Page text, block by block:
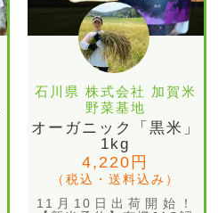
石川県 株式会社 加賀米
野菜基地
オーガニック「黒米」
1kg
4,220円
（税込・送料込み）
11月10日出荷開始！